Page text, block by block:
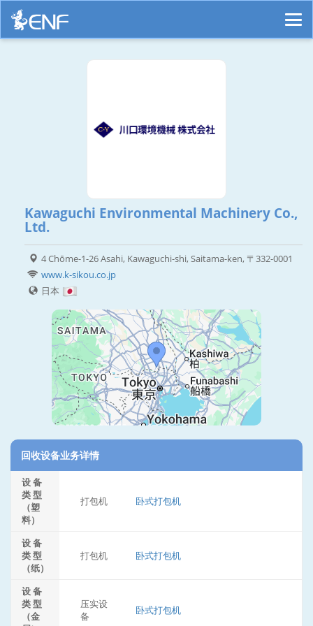
Kawaguchi Environmental Machinery Co.,
Ltd.
4 Chōme-1-26 Asahi, Kawaguchi-shi, Saitama-ken, 〒332-0001
www.k-sikou.co.jp
日本
回收设备业务详情
设 备
类 型
（塑
料）
打包机 卧式打包机
设 备
类 型
（纸）
打包机 卧式打包机
设 备
类 型
（金
压实设
备
卧式打包机